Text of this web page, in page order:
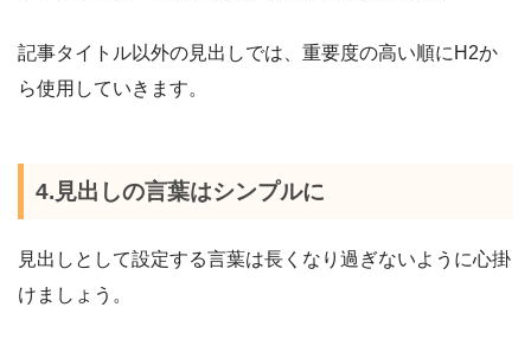
記事タイトル以外の見出しでは、重要度の高い順にH2か
ら使用していきます。
4.見出しの言葉はシンプルに
見出しとして設定する言葉は長くなり過ぎないように心掛
けましょう。